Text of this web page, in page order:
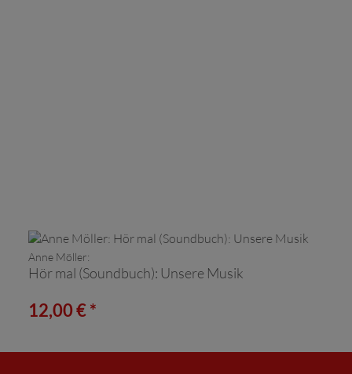
Anne Möller:
Hör mal (Soundbuch): Unsere Musik
12,00 € *